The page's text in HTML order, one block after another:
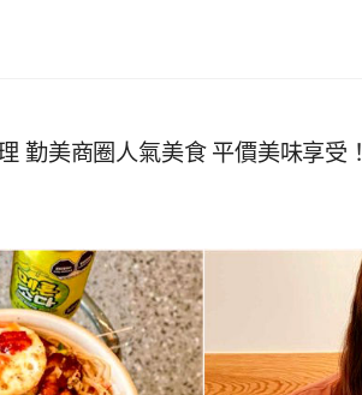
勤美商圈人氣美食 平價美味享受！